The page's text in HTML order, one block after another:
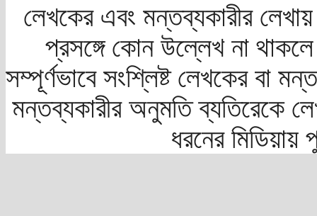
লেখকের এবং মন্তব্যকারীর
প্রসঙ্গে কোন উল্লেখ না
সম্পূর্ণভাবে সংশ্লিষ্ট লেখকের বা
মন্তব্যকারীর অনুমতি ব্যতিরেকে
ধরনের মিডিয়ায়